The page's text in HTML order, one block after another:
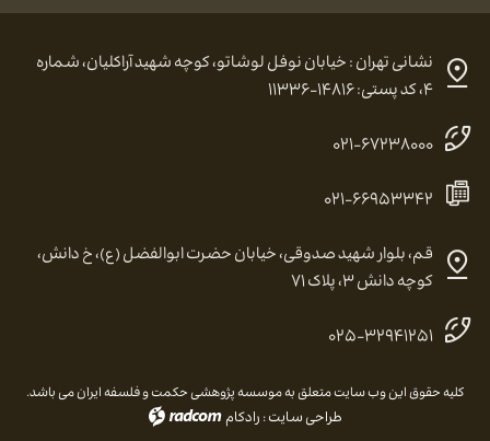
نشانی تهران : خیابان نوفل لوشاتو، کوچه شهید آراکلیان، شماره
۴، کد پستی: ۱۴۸۱۶-۱۱۳۳۶
۰۲۱-۶۷۲۳۸۰۰۰
۰۲۱-۶۶۹۵۳۳۴۲
قم، بلوار شهید صدوقی، خیابان حضرت ابوالفضل (ع)، خ دانش،
کوچه دانش ۳، پلاک ۷۱
۰۲۵-۳۲۹۴۱۲۵۱
کلیه حقوق این وب سایت متعلق به موسسه پژوهشی حکمت و فلسفه ایران می باشد.
طراحی سایت: رادکام radcom